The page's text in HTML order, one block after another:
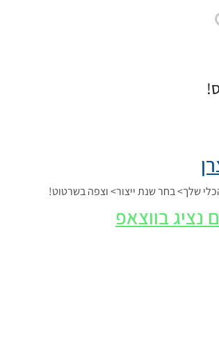
שלך> בחר שנת ייצור> וצפה בשרטוט!
נציג בווצאפ